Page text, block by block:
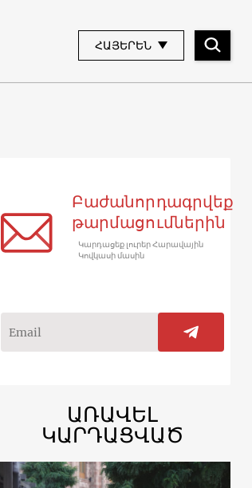
ՀԱՅԵՐԵՆ
Բաժանորդագրվեք
թարմացումներին
Կարդացեք լուրեր Հարավային
Կովկասի մասին
ԱՌԱՎԵԼ
ԿԱՐԴԱՑՎԱԾ